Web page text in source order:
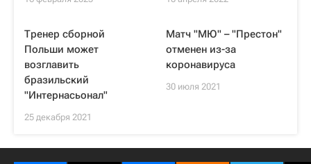
Тренер сборной
Польши может
возглавить
бразильский
"Интернасьонал"
25 декабря 2021
Матч "МЮ" – "Престон"
отменен из-за
коронавируса
30 июля 2021